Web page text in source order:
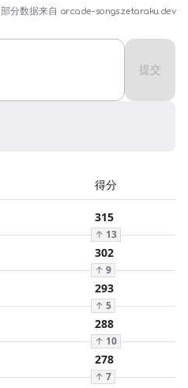
部分数据来自 arcade-songs.zetaraku.dev
提交
得分
315
↑ 13
302
↑ 9
293
↑ 5
288
↑ 10
278
↑ 7